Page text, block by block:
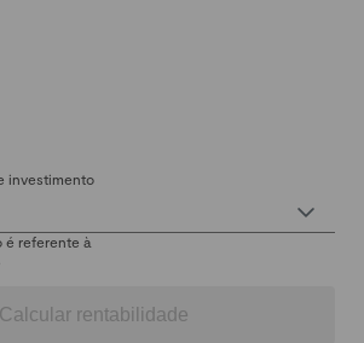
investimento
é referente à
Calcular rentabilidade